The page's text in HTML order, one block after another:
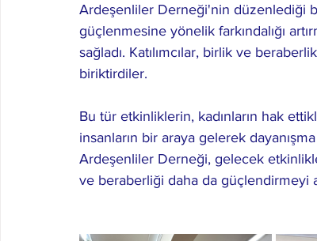
Ardeşenliler Derneği'nin düzenlediği
güçlenmesine yönelik farkındalığı
sağladı. Katılımcılar, birlik ve
biriktirdiler.
Bu tür etkinliklerin, kadınların hak
insanların bir araya gelerek
Ardeşenliler Derneği, gelecek
ve beraberliği daha da güçlendirmeyi